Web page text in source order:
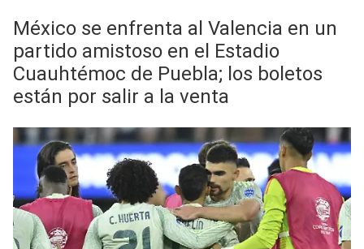
México se enfrenta al Valencia en un
partido amistoso en el Estadio
Cuauhtémoc de Puebla; los boletos
están por salir a la venta